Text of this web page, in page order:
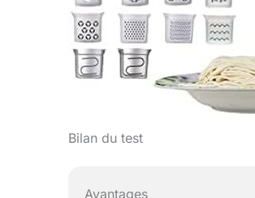
Bilan du test
Avantages